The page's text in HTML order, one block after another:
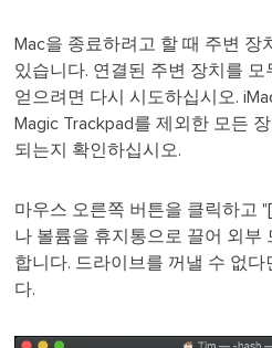
Mac을 종료하려고 할 때 주변 장
있습니다. 연결된 주변 장치를
얻으려면 다시 시도하십시오.
Magic Trackpad를 제외한 모든
되는지 확인하십시오.
마우스 오른쪽 버튼을 클릭하고
나 볼륨을 휴지통으로 끌어 외부
합니다. 드라이브를 꺼낼 수 없다
다.